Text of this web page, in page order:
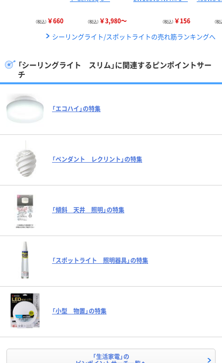
（税込） ￥660 （税込） ￥3,980～ （税込） ￥156 （税
シーリングライト/スポットライトの売れ筋ランキングへ
「シーリングライト スリム」に関連するピンポイントサー
チ
「エコハイ」の特集
「ペンダント レクリント」の特集
「傾斜 天井 照明」の特集
「スポットライト 照明器具」の特集
「小型 物置」の特集
「生活家電」の